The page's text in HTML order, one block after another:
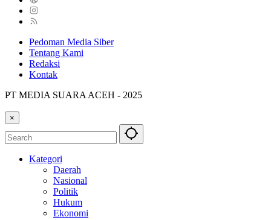
Pedoman Media Siber
Tentang Kami
Redaksi
Kontak
PT MEDIA SUARA ACEH - 2025
×
Kategori
Daerah
Nasional
Politik
Hukum
Ekonomi